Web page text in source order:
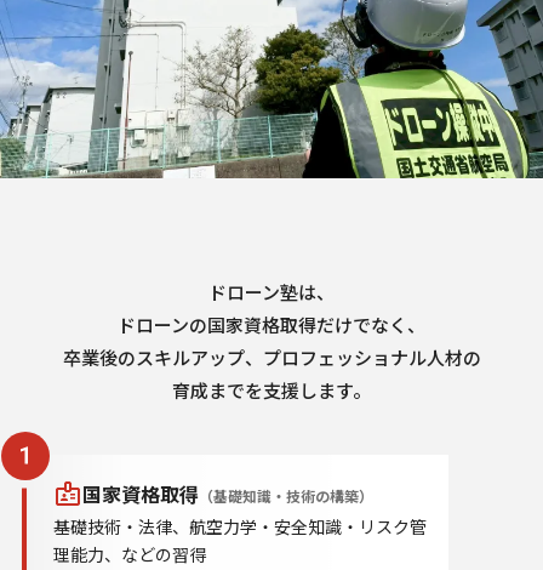
ドローン塾は、
ドローンの国家資格取得だけでなく、
卒業後のスキルアップ、プロフェッショナル人材の
育成までを支援します。
国家資格取得 （基礎知識・技術の構築）
基礎技術・法律、航空力学・安全知識・リスク管
理能力、などの習得